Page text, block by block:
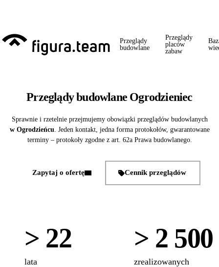
Przeglądy
budowlane
Przeglądy
placów
zabaw
Przeglądy budowlane Ogrodzieniec
Sprawnie i rzetelnie przejmujemy obowiązki przeglądów budowlanych
w Ogrodzieńcu . Jeden kontakt, jedna forma protokołów, gwarantowane
terminy – protokoły zgodne z art. 62a Prawa budowlanego.
Zapytaj o ofertę Cennik przeglądów
> 22
lata
> 2 500
zrealizowanych